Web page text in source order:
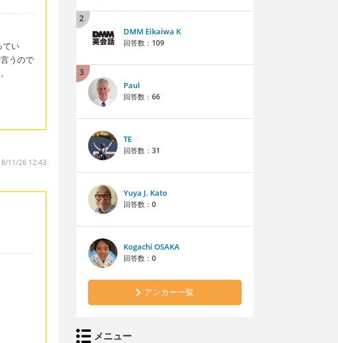
い
うので
11/26 12:43
2
DMM Eikaiwa K
回答数： 109
3
Paul
回答数： 66
TE
回答数： 31
Yuya J. Kato
回答数： 0
Kogachi OSAKA
回答数： 0
アンカー一覧
メニュー